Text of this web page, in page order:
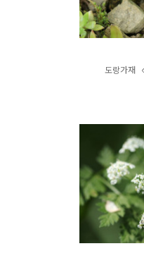
도랑가재